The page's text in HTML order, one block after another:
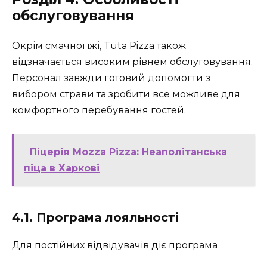
обслуговування
Окрім смачної їжі, Tuta Pizza також
відзначається високим рівнем обслуговування.
Персонал завжди готовий допомогти з
вибором страви та зробити все можливе для
комфортного перебування гостей.
Піцерія Mozza Pizza: Неаполітанська
піца в Харкові
4.1. Програма лояльності
Для постійних відвідувачів діє програма